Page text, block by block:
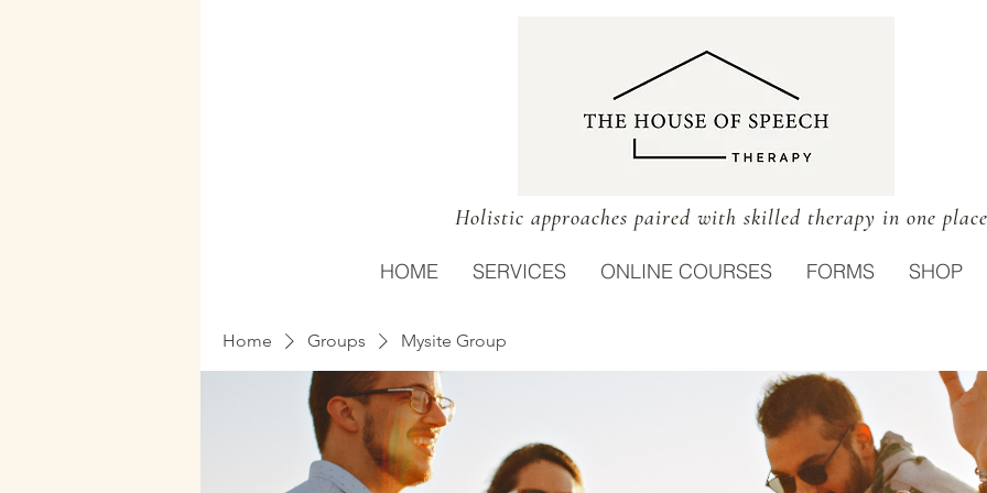
Holistic approaches paired with skilled therapy in one
HOME SERVICES ONLINE COURSES FORMS SHOP
Home Groups Mysite Group